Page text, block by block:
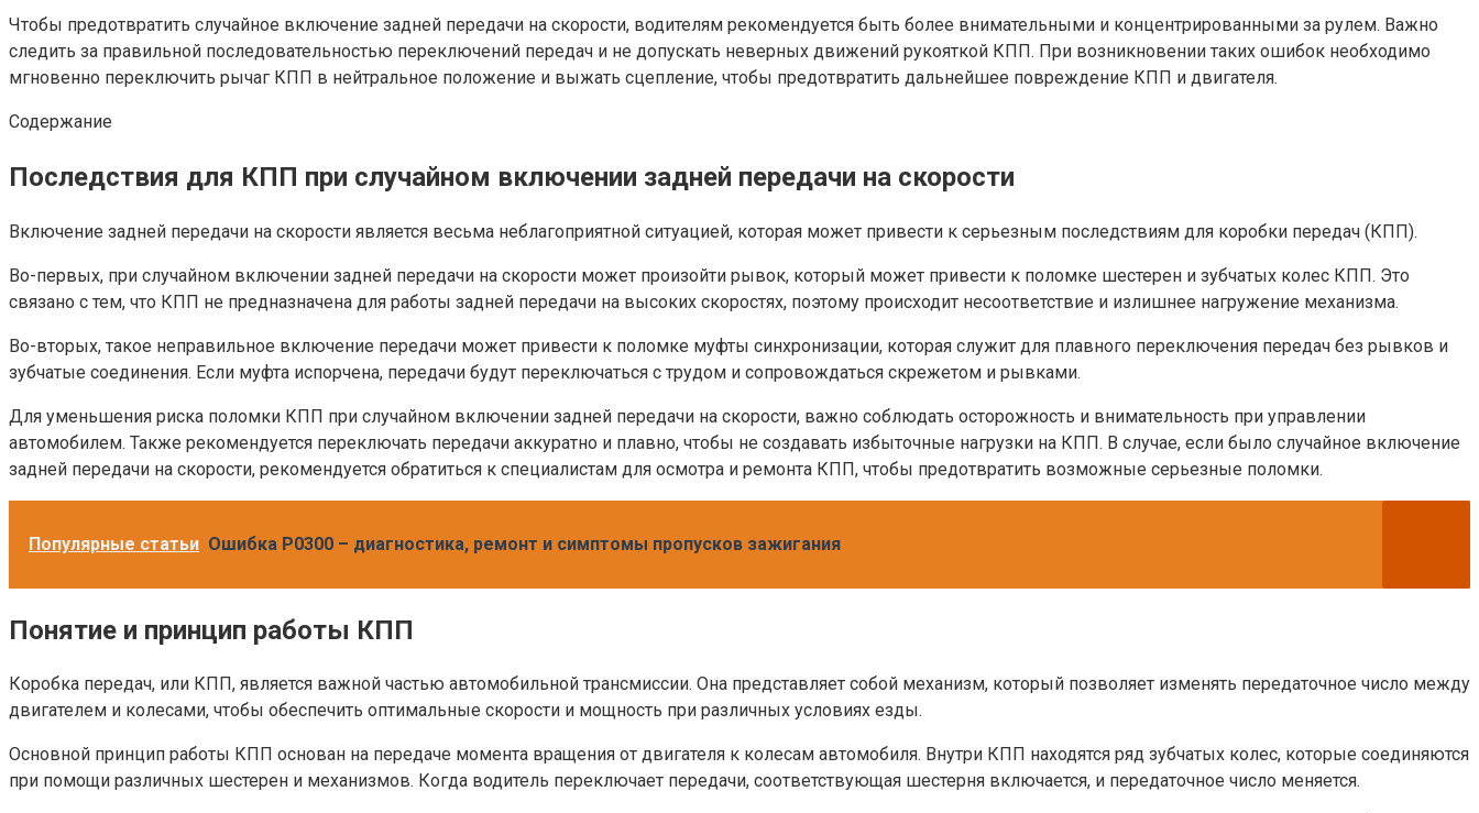
Чтобы предотвратить случайное включение задней передачи на скорости, водителям рекомендуется быть более внимательными и концентрированными за рулем. Важно
следить за правильной последовательностью переключений передач и не допускать неверных движений рукояткой КПП. При возникновении таких ошибок необходимо
мгновенно переключить рычаг КПП в нейтральное положение и выжать сцепление, чтобы предотвратить дальнейшее повреждение КПП и двигателя.
Содержание
Последствия для КПП при случайном включении задней передачи на скорости
Включение задней передачи на скорости является весьма неблагоприятной ситуацией, которая может привести к серьезным последствиям для коробки передач (КПП).
Во-первых, при случайном включении задней передачи на скорости может произойти рывок, который может привести к поломке шестерен и зубчатых колес КПП. Это
связано с тем, что КПП не предназначена для работы задней передачи на высоких скоростях, поэтому происходит несоответствие и излишнее нагружение механизма.
Во-вторых, такое неправильное включение передачи может привести к поломке муфты синхронизации, которая служит для плавного переключения передач без рывков и
зубчатые соединения. Если муфта испорчена, передачи будут переключаться с трудом и сопровождаться скрежетом и рывками.
Для уменьшения риска поломки КПП при случайном включении задней передачи на скорости, важно соблюдать осторожность и внимательность при управлении
автомобилем. Также рекомендуется переключать передачи аккуратно и плавно, чтобы не создавать избыточные нагрузки на КПП. В случае, если было случайное включение
задней передачи на скорости, рекомендуется обратиться к специалистам для осмотра и ремонта КПП, чтобы предотвратить возможные серьезные поломки.
Популярные статьи Ошибка P0300 – диагностика, ремонт и симптомы пропусков зажигания
Понятие и принцип работы КПП
Коробка передач, или КПП, является важной частью автомобильной трансмиссии. Она представляет собой механизм, который позволяет изменять передаточное число между
двигателем и колесами, чтобы обеспечить оптимальные скорости и мощность при различных условиях езды.
Основной принцип работы КПП основан на передаче момента вращения от двигателя к колесам автомобиля. Внутри КПП находятся ряд зубчатых колес, которые соединяются
при помощи различных шестерен и механизмов. Когда водитель переключает передачи, соответствующая шестерня включается, и передаточное число меняется.